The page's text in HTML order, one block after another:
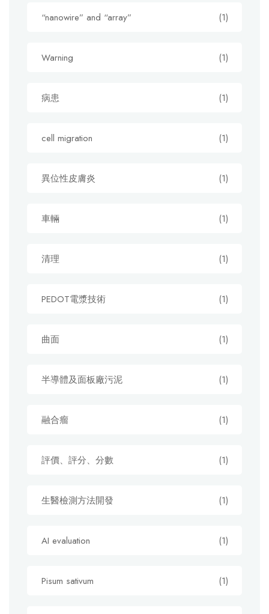
“nanowire” and “array” (1)
Warning (1)
病患 (1)
cell migration (1)
異位性皮膚炎 (1)
車輛 (1)
清理 (1)
PEDOT電漿技術 (1)
曲面 (1)
半導體及面板廠污泥 (1)
融合瘤 (1)
評價、評分、分數 (1)
生醫檢測方法開發 (1)
AI evaluation (1)
Pisum sativum (1)